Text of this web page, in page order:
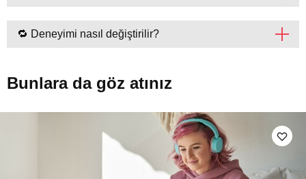
🔁 Deneyimi nasıl değiştirilir?
Bunlara da göz atınız